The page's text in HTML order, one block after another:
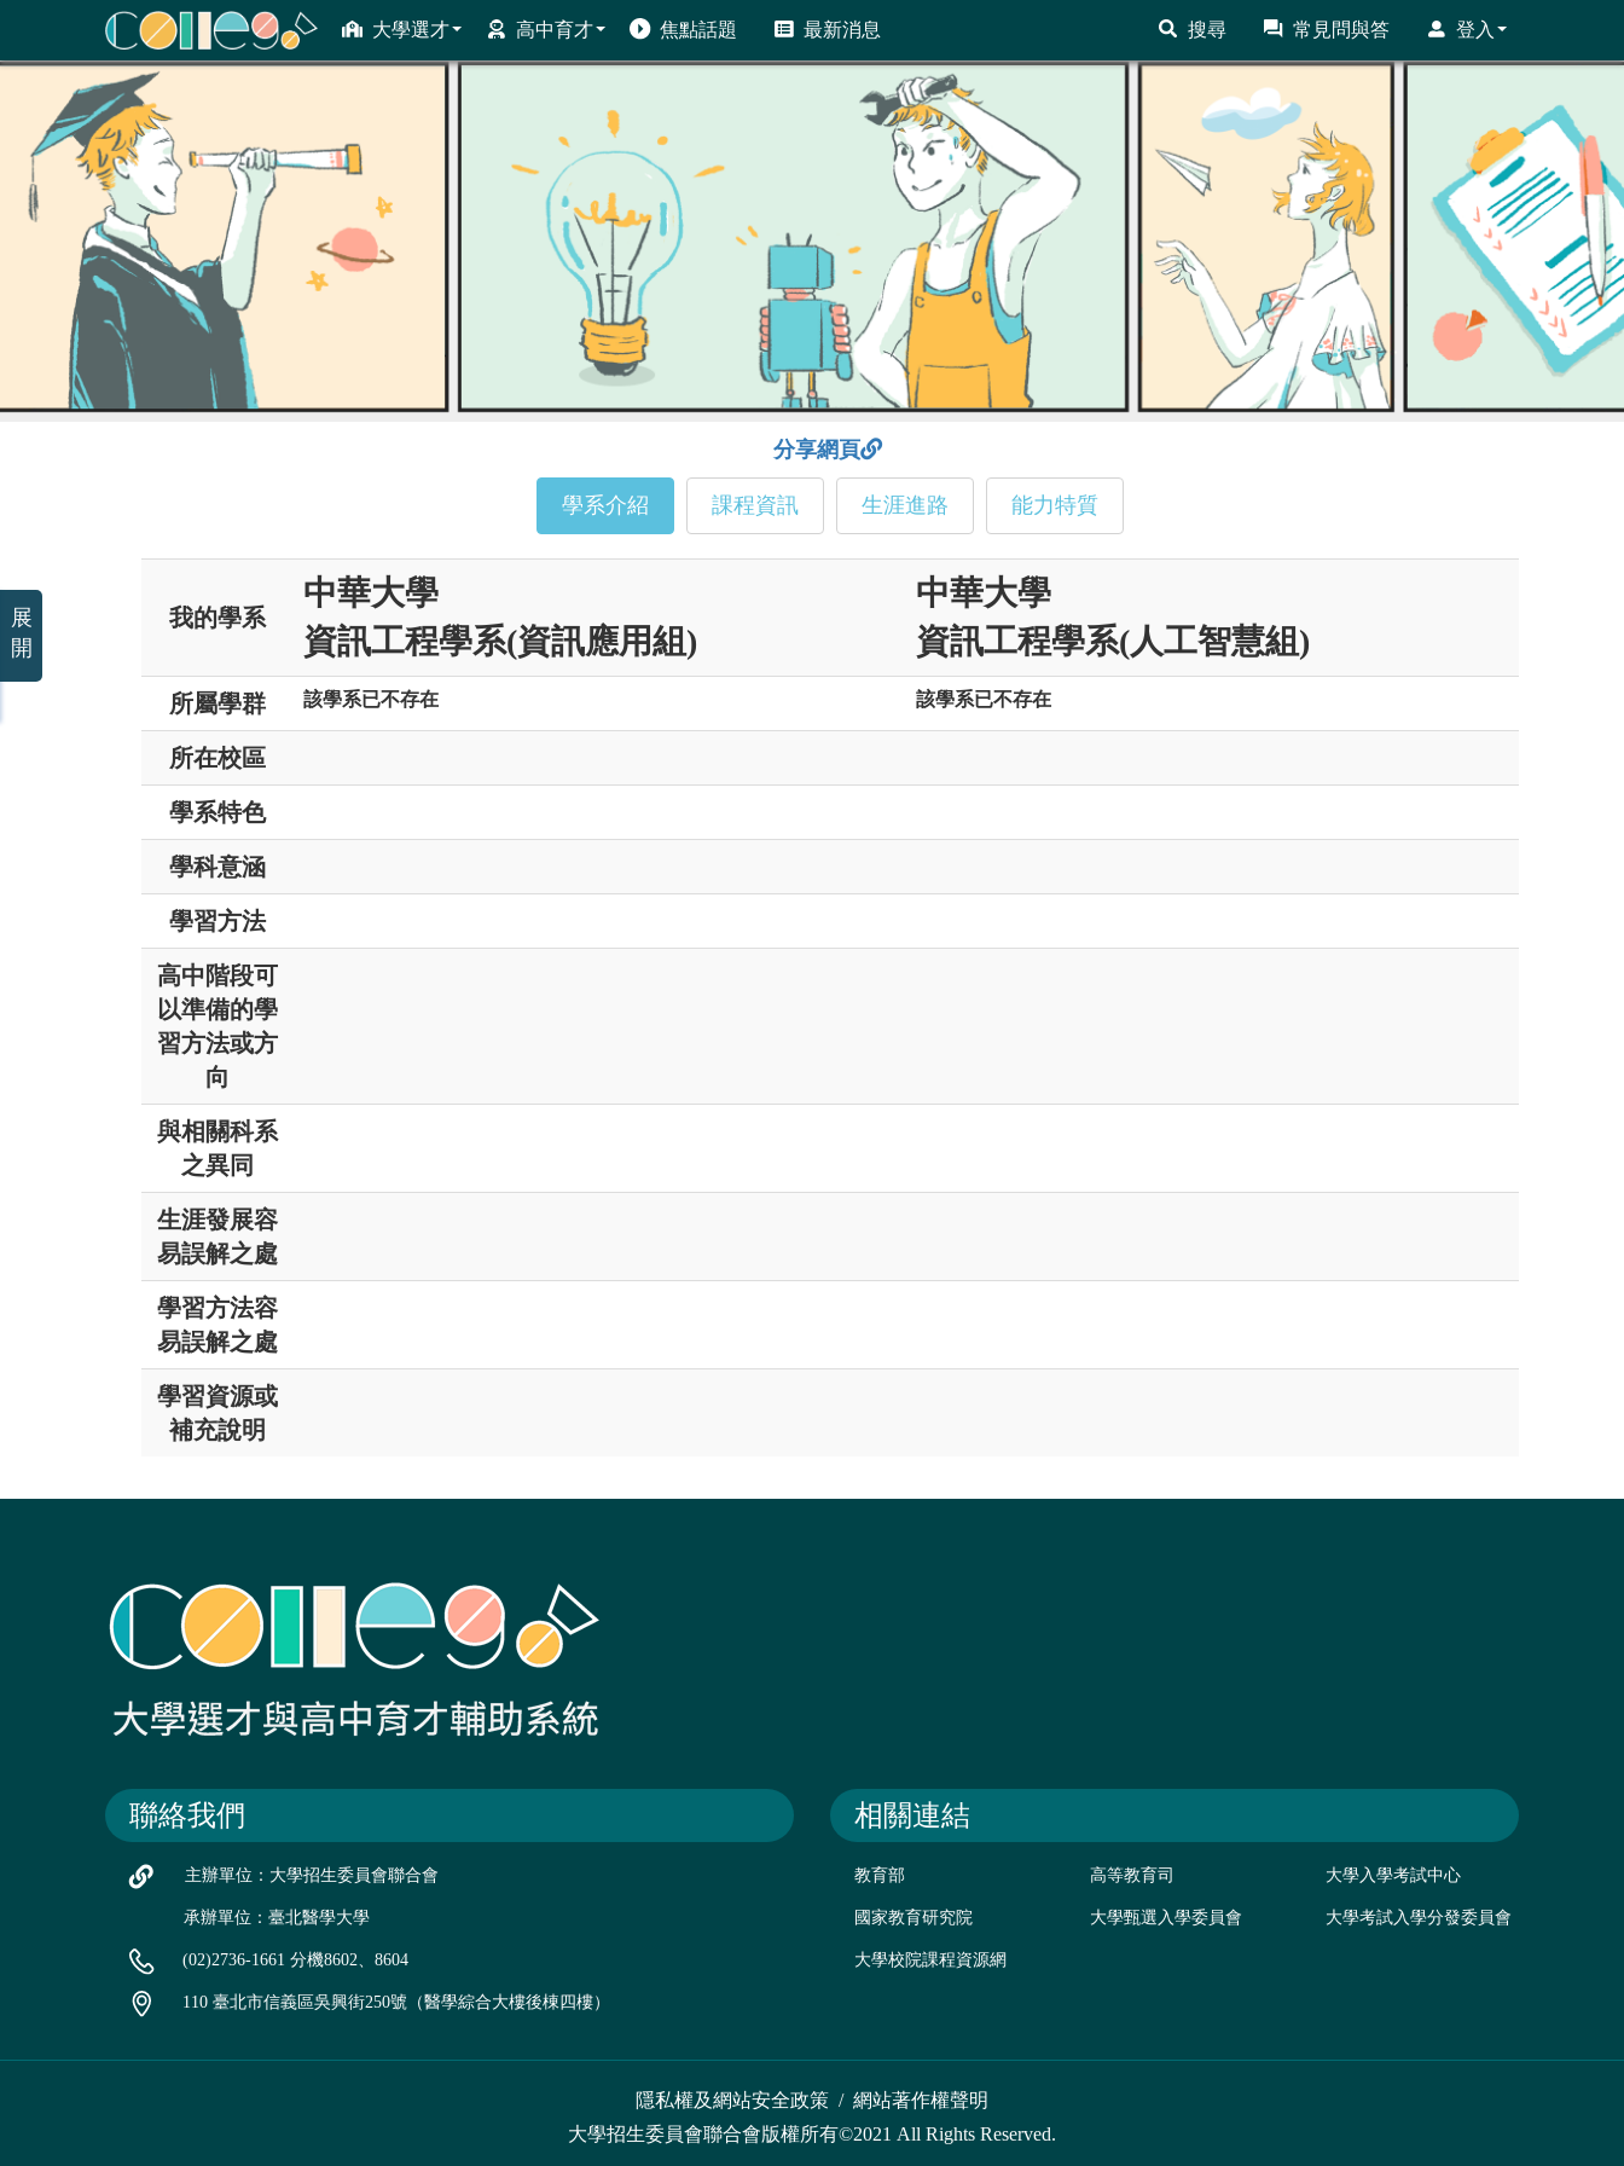
大學選才 高中育才 焦點話題 最新消息 搜尋 常見問與答 登入
ColleGo! 大學選才與高中育才輔助系統
分享網頁
學系介紹 課程資訊 生涯進路 能力特質
我的學系
中華大學
資訊工程學系(資訊應用組)
中華大學
資訊工程學系(人工智慧組)
所屬學群 該學系已不存在 該學系已不存在
所在校區
學系特色
學科意涵
學習方法
高中階段可
以準備的學
習方法或方
向
與相關科系
之異同
生涯發展容
易誤解之處
學習方法容
易誤解之處
學習資源或
補充說明
聯絡我們
主辦單位：大學招生委員會聯合會
承辦單位：臺北醫學大學
(02)2736-1661 分機8602、8604
110 臺北市信義區吳興街250號（醫學綜合大樓後棟四樓）
相關連結
教育部 高等教育司 大學入學考試中心
國家教育研究院 大學甄選入學委員會 大學考試入學分發委員會
大學校院課程資源網
隱私權及網站安全政策 / 網站著作權聲明
大學招生委員會聯合會版權所有©2021 All Rights Reserved.
展
開